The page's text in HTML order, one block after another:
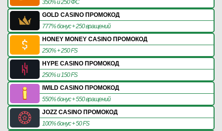
350% и 250 ФС
GOLD CASINO ПРОМОКОД
777% бонус + 250 вращений
HONEY MONEY CASINO ПРОМОКОД
250% + 250 FS
HYPE CASINO ПРОМОКОД
250% и 150 FS
IWILD CASINO ПРОМОКОД
550% бонус + 550 вращений
JOZZ CASINO ПРОМОКОД
100% бонус + 50 FS